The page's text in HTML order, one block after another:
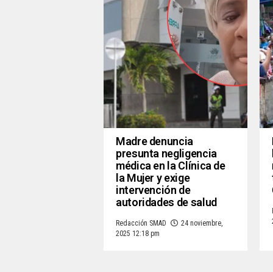
Madre denuncia
presunta negligencia
médica en la Clínica de
la Mujer y exige
intervención de
autoridades de salud
Redacción SMAD
24 noviembre,
2025 12:18 pm